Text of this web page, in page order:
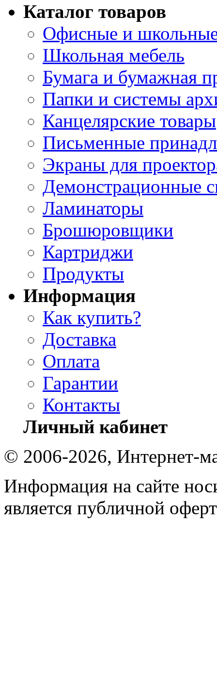
Каталог товаров
Офисные и
Школьная мебель
Бумага и бумажная
Папки и системы
Канцелярские товары
Письменные
Экраны для
Демонстрационные
Ламинаторы
Брошюровщики
Картриджи
Продукты
Информация
Как купить?
Доставка
Оплата
Гарантии
Контакты
Личный кабинет
© 2006-2026, Интернет-
Информация на сайте
является публичной